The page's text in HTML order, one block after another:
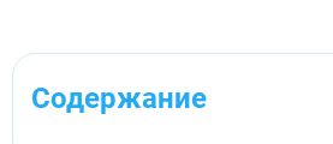
Содержание